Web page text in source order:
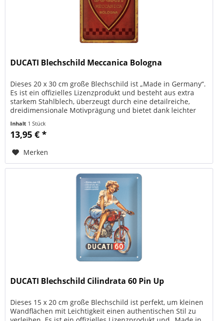
DUCATI Blechschild Meccanica Bologna
Dieses 20 x 30 cm große Blechschild ist „Made in Germany“.
Es ist ein offizielles Lizenzprodukt und besteht aus extra
starkem Stahlblech, überzeugt durch eine detailreiche,
dreidimensionale Motivprägung und bietet dank leichter
Inhalt 1 Stück
13,95 € *
Merken
DUCATI Blechschild Cilindrata 60 Pin Up
Dieses 15 x 20 cm große Blechschild ist perfekt, um kleinen
Wandflächen mit Leichtigkeit einen authentischen Stil zu